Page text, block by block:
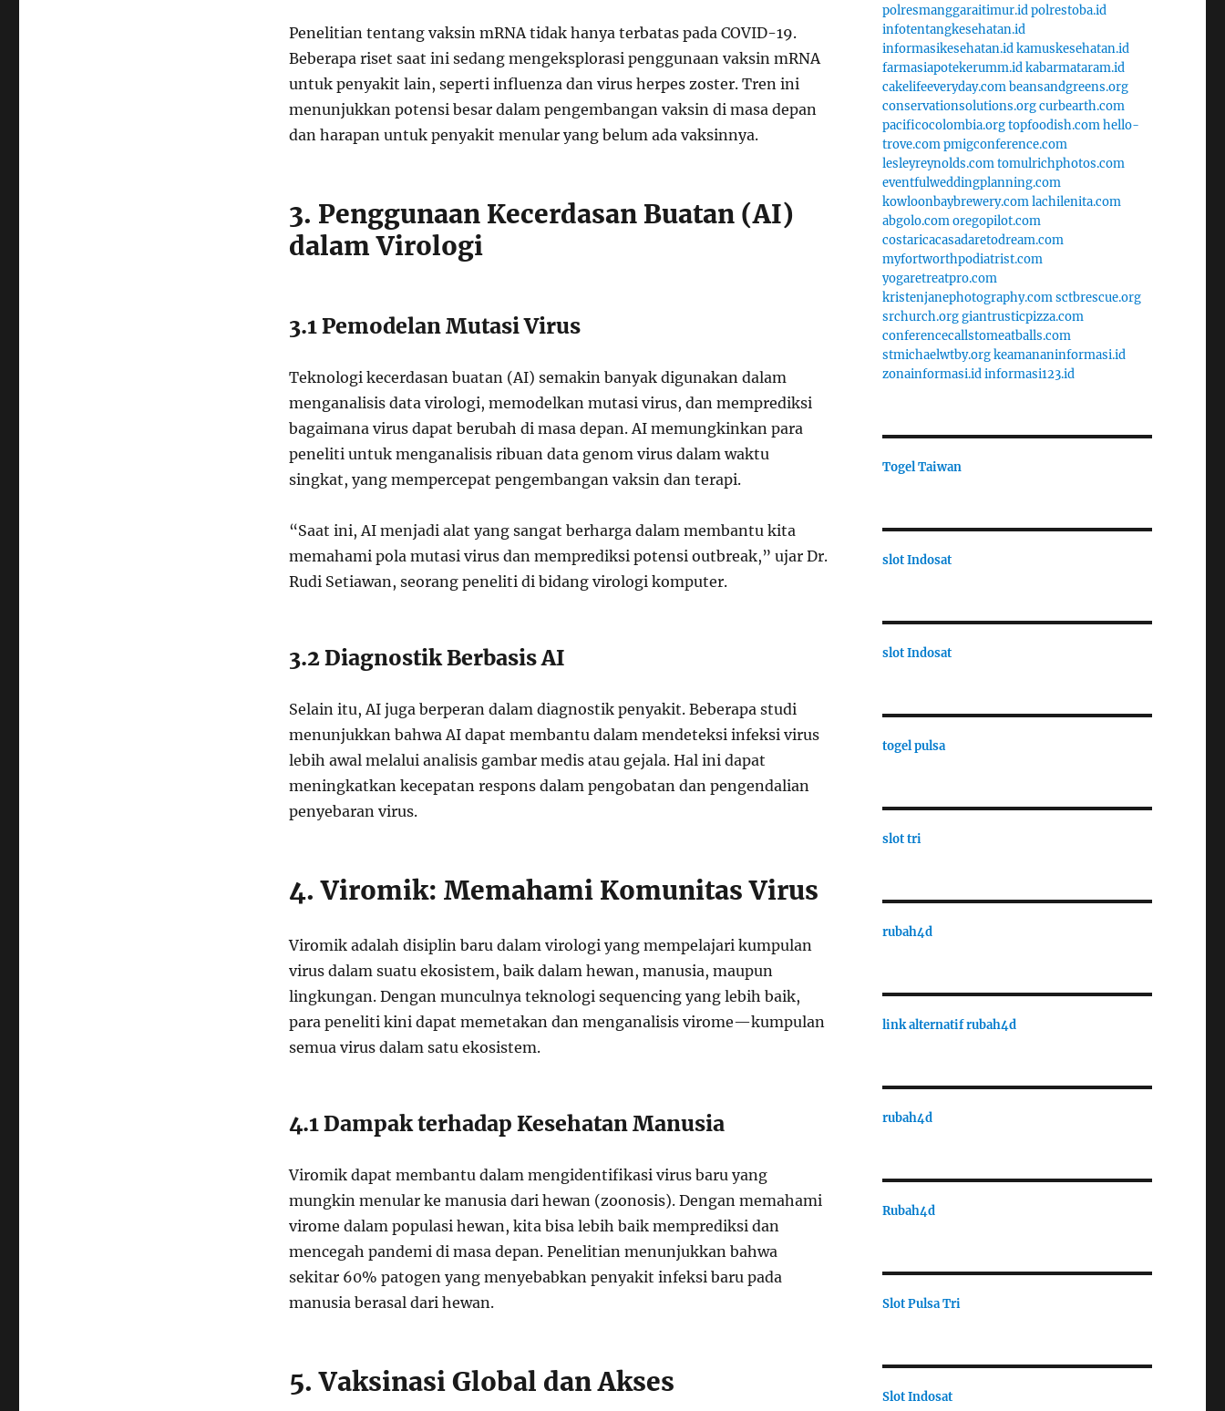
Penelitian tentang vaksin mRNA tidak hanya terbatas pada COVID-19.
Beberapa riset saat ini sedang mengeksplorasi penggunaan vaksin mRNA
untuk penyakit lain, seperti influenza dan virus herpes zoster. Tren ini
menunjukkan potensi besar dalam pengembangan vaksin di masa depan
dan harapan untuk penyakit menular yang belum ada vaksinnya.
3. Penggunaan Kecerdasan Buatan (AI)
dalam Virologi
3.1 Pemodelan Mutasi Virus
Teknologi kecerdasan buatan (AI) semakin banyak digunakan dalam
menganalisis data virologi, memodelkan mutasi virus, dan memprediksi
bagaimana virus dapat berubah di masa depan. AI memungkinkan para
peneliti untuk menganalisis ribuan data genom virus dalam waktu
singkat, yang mempercepat pengembangan vaksin dan terapi.
“Saat ini, AI menjadi alat yang sangat berharga dalam membantu kita
memahami pola mutasi virus dan memprediksi potensi outbreak,” ujar Dr.
Rudi Setiawan, seorang peneliti di bidang virologi komputer.
3.2 Diagnostik Berbasis AI
Selain itu, AI juga berperan dalam diagnostik penyakit. Beberapa studi
menunjukkan bahwa AI dapat membantu dalam mendeteksi infeksi virus
lebih awal melalui analisis gambar medis atau gejala. Hal ini dapat
meningkatkan kecepatan respons dalam pengobatan dan pengendalian
penyebaran virus.
4. Viromik: Memahami Komunitas Virus
Viromik adalah disiplin baru dalam virologi yang mempelajari kumpulan
virus dalam suatu ekosistem, baik dalam hewan, manusia, maupun
lingkungan. Dengan munculnya teknologi sequencing yang lebih baik,
para peneliti kini dapat memetakan dan menganalisis virome—kumpulan
semua virus dalam satu ekosistem.
4.1 Dampak terhadap Kesehatan Manusia
Viromik dapat membantu dalam mengidentifikasi virus baru yang
mungkin menular ke manusia dari hewan (zoonosis). Dengan memahami
virome dalam populasi hewan, kita bisa lebih baik memprediksi dan
mencegah pandemi di masa depan. Penelitian menunjukkan bahwa
sekitar 60% patogen yang menyebabkan penyakit infeksi baru pada
manusia berasal dari hewan.
5. Vaksinasi Global dan Akses
polresmanggaraitimur.idpolrestoba.id
infotentangkesehatan.id
informasikesehatan.idkamuskesehatan.id
farmasiapotekerumm.idkabarmataram.id
cakelifeeveryday.combeansandgreens.org
conservationsolutions.orgcurbearth.com
pacificocolombia.orgtopfoodish.comhello-
trove.compmigconference.com
lesleyreynolds.comtomulrichphotos.com
eventfulweddingplanning.com
kowloonbaybrewery.comlachilenita.com
abgolo.comoregopilot.com
costaricacasadaretodream.com
myfortworthpodiatrist.com
yogaretreatpro.com
kristenjanephotography.comsctbrescue.org
srchurch.orggiantrusticpizza.com
conferencecallstomeatballs.com
stmichaelwtby.orgkeamananinformasi.id
zonainformasi.idinformasi123.id
Togel Taiwan
slot Indosat
slot Indosat
togel pulsa
slot tri
rubah4d
link alternatif rubah4d
rubah4d
Rubah4d
Slot Pulsa Tri
Slot Indosat